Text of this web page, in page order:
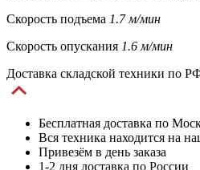
Скорость подъема 1.7 м/мин
Скорость опускания 1.6 м/мин
Доставка складской техники по
Бесплатная доставка по
Вся техника находится на
Привезём в день заказа
1-2 дня доставка по России